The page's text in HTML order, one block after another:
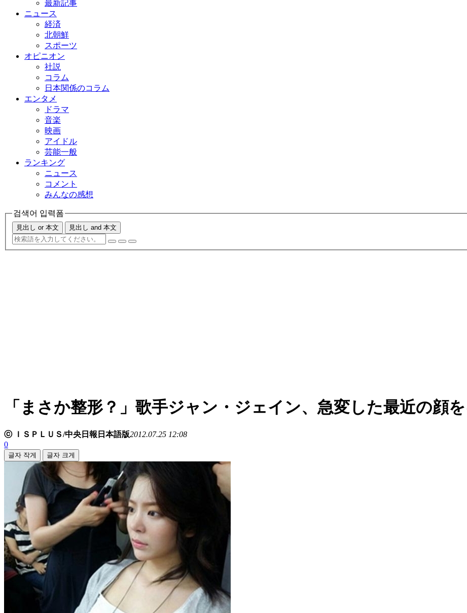
最新記事
ニュース
経済
北朝鮮
スポーツ
オピニオン
社説
コラム
日本関係のコラム
エンタメ
ドラマ
音楽
映画
アイドル
芸能一般
ランキング
ニュース
コメント
みんなの感想
검색어 입력폼
見出し or 本文 見出し and 本文
「まさか整形？」歌手ジャン・ジェイン、急変した最近の顔
ⓒ ＩＳＰＬＵＳ/中央日報日本語版2012.07.25 12:08
0
글자 작게 글자 크게